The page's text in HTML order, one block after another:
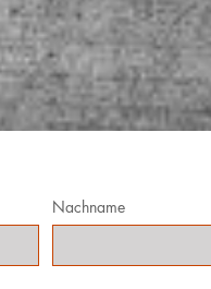
Nachname